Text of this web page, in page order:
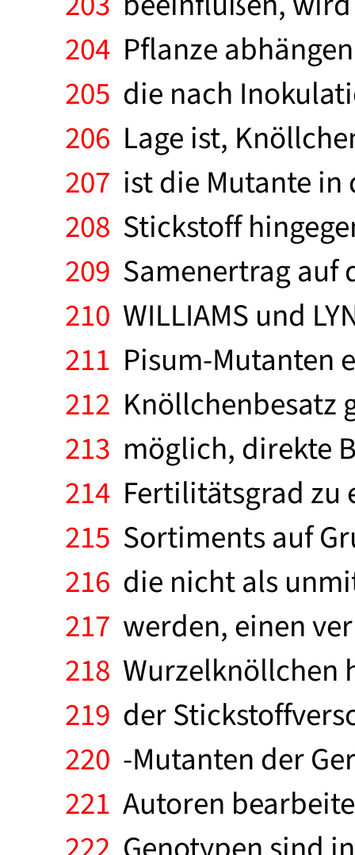
204 Pflanze
205 die nach
206 Lage ist,
207 ist die Mutante
208 Stickstoff
209 Samenertrag auf
210 WILLIAMS und
211 Pisum-Mutanten
212 Knöllchenbesatz
213 möglich, direkte
214 Fertilitätsgrad zu
215 Sortiments auf
216 die nicht als
217 werden, einen
218 Wurzelknöllchen
219 der
220 -Mutanten der
221 Autoren